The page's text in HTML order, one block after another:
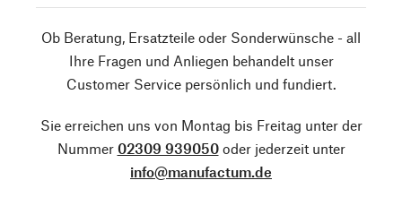
Ob Beratung, Ersatzteile oder Sonderwünsche - all
Ihre Fragen und Anliegen behandelt unser
Customer Service persönlich und fundiert.
Sie erreichen uns von Montag bis Freitag unter der
Nummer 02309 939050oder jederzeit unter
info@manufactum.de